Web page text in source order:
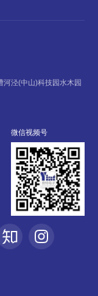
泾(中山)科技园水木园
微信视频号